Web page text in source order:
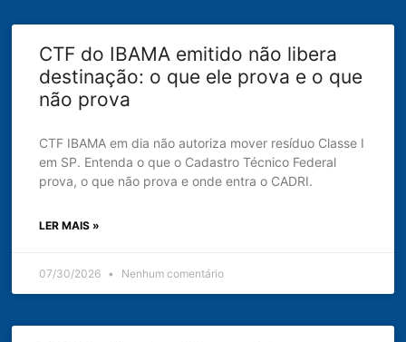
CTF do IBAMA emitido não libera
destinação: o que ele prova e o que
não prova
CTF IBAMA em dia não autoriza mover resíduo Classe I
em SP. Entenda o que o Cadastro Técnico Federal
prova, o que não prova e onde entra o CADRI.
LER MAIS »
07/30/2026 Nenhum comentário